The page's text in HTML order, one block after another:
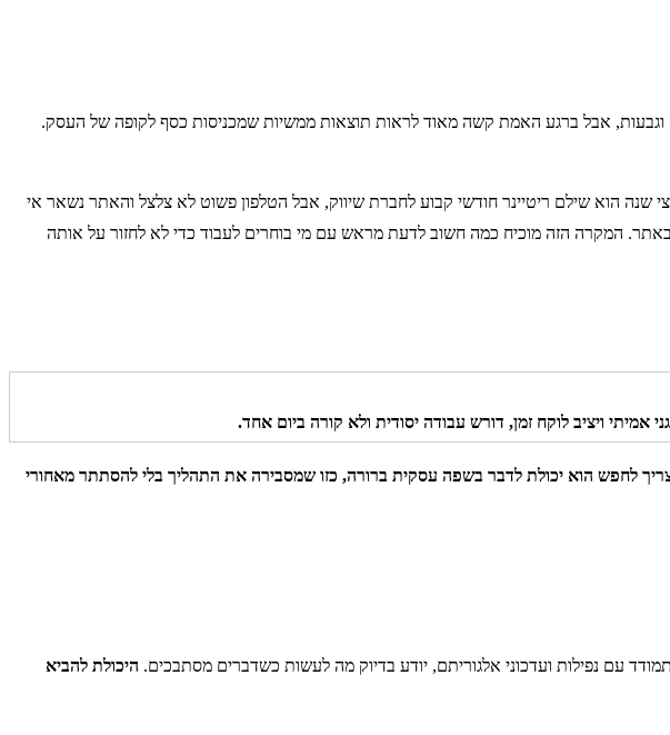
אבל ברגע האמת קשה מאוד לראות תוצאות ממשיות שמכניסות כסף לקופה של העסק.
שנה הוא שילם ריטיינר חודשי קבוע לחברת שיווק, אבל הטלפון פשוט לא צלצל והאתר נשאר אי
המקרה הזה מוכיח כמה חשוב לדעת מראש עם מי בוחרים לעבוד כדי לא לחזור על אותה
ויציב לוקח זמן, דורש עבודה יסודית ולא קורה ביום אחד.
לחפש הוא יכולת לדבר בשפה עסקית ברורה, כזו שמסבירה את התהליך בלי להסתתר מאחורי
עם נפילות ועדכוני אלגוריתם, יודע בדיוק מה לעשות כשדברים מסתבכים. היכולת להביא